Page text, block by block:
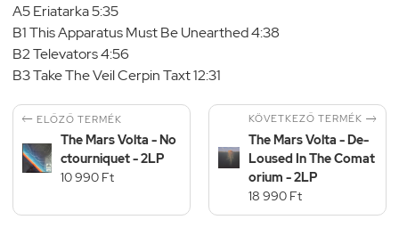
A5 Eriatarka 5:35
B1 This Apparatus Must Be Unearthed 4:38
B2 Televators 4:56
B3 Take The Veil Cerpin Taxt 12:31
 ELŐZŐ TERMÉK
The Mars Volta - No
ctourniquet - 2LP
10 990 Ft
KÖVETKEZŐ TERMÉK 
The Mars Volta - De-
Loused In The Comat
orium - 2LP
18 990 Ft